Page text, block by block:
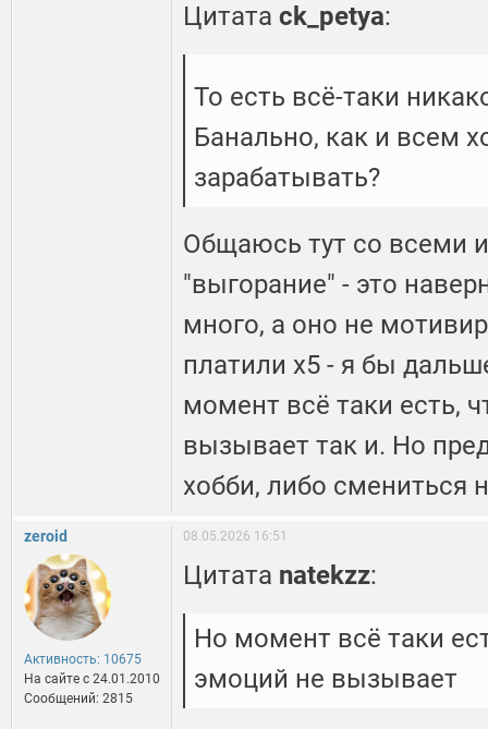
Цитата ck_petya:
То есть всё-таки
Банально, как и всем
зарабатывать?
Общаюсь тут со всеми
"выгорание" - это
много, а оно не
платили х5 - я бы
момент всё таки есть,
вызывает так и. Но
хобби, либо смениться
zeroid
Активность: 10675
На сайте c 24.01.2010
Сообщений: 2815
08.05.2026 16:51
Цитата natekzz:
Но момент всё таки
эмоций не вызывает